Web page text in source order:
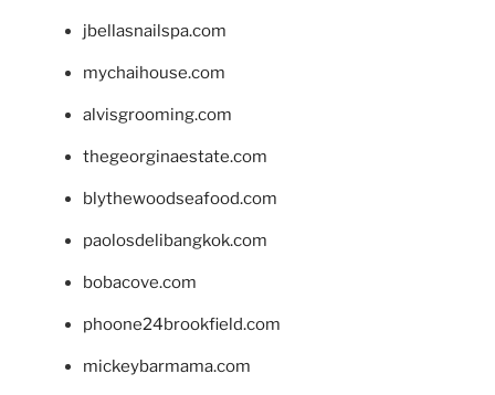
jbellasnailspa.com
mychaihouse.com
alvisgrooming.com
thegeorginaestate.com
blythewoodseafood.com
paolosdelibangkok.com
bobacove.com
phoone24brookfield.com
mickeybarmama.com